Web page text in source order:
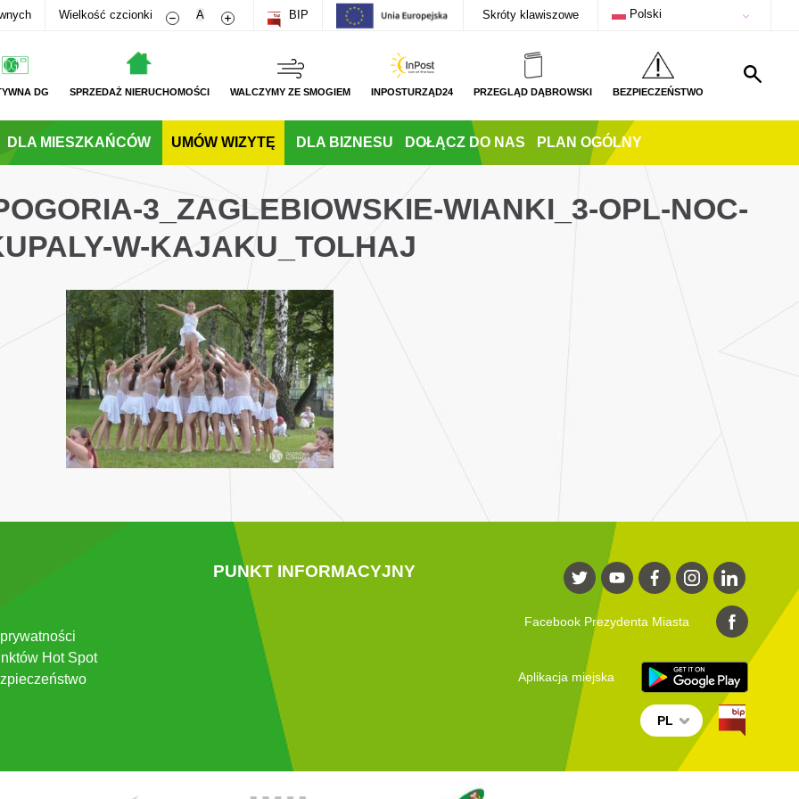
Wielkość czcionki Zmniejsz rozmiar czcionki
A Zwiększ rozmiar czcionki
BIP Skróty klawiszowe Polski
DG SPRZEDAŻ NIERUCHOMOŚCI WALCZYMY ZE SMOGIEM INPOSTURZĄD24 PRZEGLĄD DĄBROWSKI BEZPIECZEŃSTWO
DLA MIESZKAŃCÓW UMÓW WIZYTĘ DLA BIZNESU DOŁĄCZ DO NAS PLAN OGÓLNY
3_ZAGLEBIOWSKIE-WIANKI_3-OPL-NOC-
W-KAJAKU_TOLHAJ
Hot Spot
PUNKT INFORMACYJNY
Facebook Prezydenta Miasta
Aplikacja miejska
PL